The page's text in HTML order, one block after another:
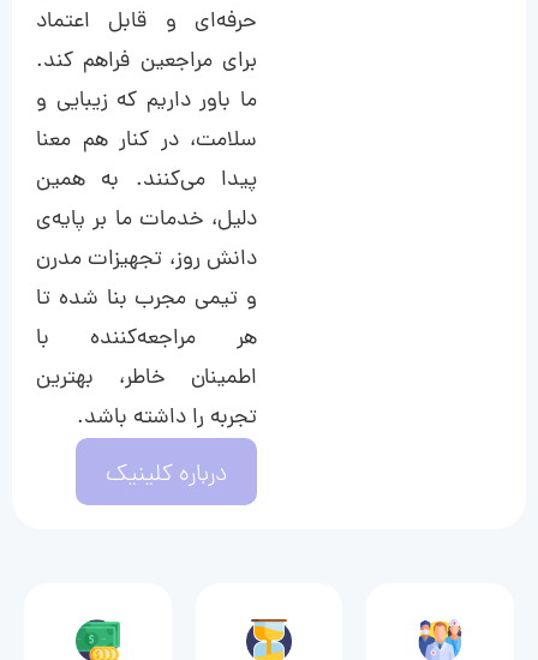
حرفه‌ای و قابل اعتماد
برای مراجعین فراهم کند.
ما باور داریم که زیبایی و
سلامت، در کنار هم معنا
پیدا می‌کنند. به همین
دلیل، خدمات ما بر پایه‌ی
دانش روز، تجهیزات مدرن
و تیمی مجرب بنا شده تا
هر مراجعه‌کننده با
اطمینان خاطر، بهترین
تجربه را داشته باشد.
درباره کلینیک